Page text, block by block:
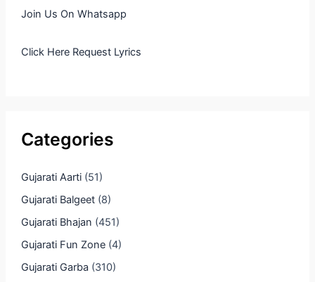
Join Us On Whatsapp
Click Here Request Lyrics
Categories
Gujarati Aarti(51)
Gujarati Balgeet(8)
Gujarati Bhajan (451)
Gujarati Fun Zone(4)
Gujarati Garba (310)